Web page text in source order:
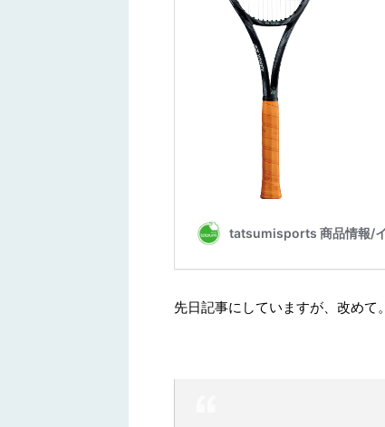
先日記事にしていますが、改めて。